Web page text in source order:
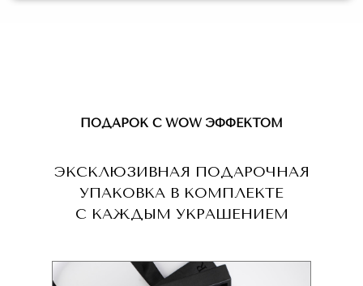
ЭКСКЛЮЗИВНАЯ ПОДАРОЧНАЯ
УПАКОВКА В КОМПЛЕКТЕ
С КАЖДЫМ УКРАШЕНИЕМ
ПОДАРОК С WOW ЭФФЕКТОМ